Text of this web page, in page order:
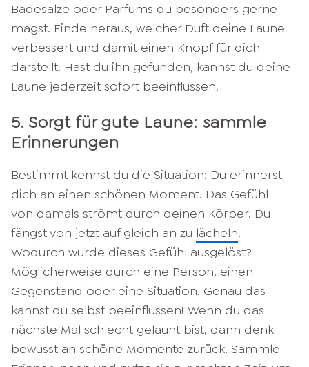
Badesalze oder Parfums du besonders gerne
magst. Finde heraus, welcher Duft deine Laune
verbessert und damit einen Knopf für dich
darstellt. Hast du ihn gefunden, kannst du deine
Laune jederzeit sofort beeinflussen.
5. Sorgt für gute Laune: sammle
Erinnerungen
Bestimmt kennst du die Situation: Du erinnerst
dich an einen schönen Moment. Das Gefühl
von damals strömt durch deinen Körper. Du
fängst von jetzt auf gleich an zu lächeln.
Wodurch wurde dieses Gefühl ausgelöst?
Möglicherweise durch eine Person, einen
Gegenstand oder eine Situation. Genau das
kannst du selbst beeinflussen! Wenn du das
nächste Mal schlecht gelaunt bist, dann denk
bewusst an schöne Momente zurück. Sammle